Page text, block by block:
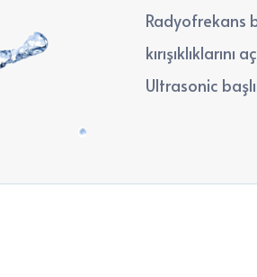
Radyofrekans
kırışıklıklarını
Ultrasonic